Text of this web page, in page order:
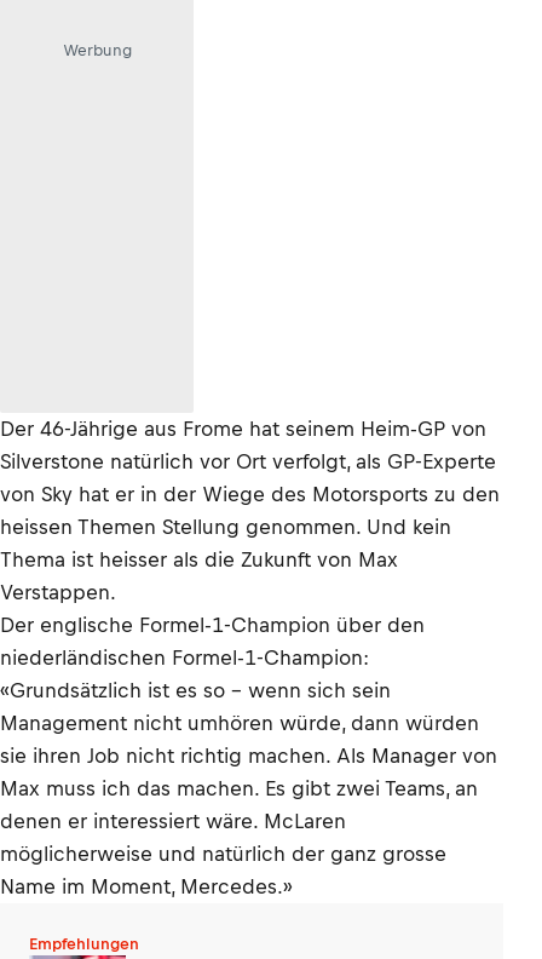
Werbung
Der 46-Jährige aus Frome hat seinem Heim-GP von
Silverstone natürlich vor Ort verfolgt, als GP-Experte
von Sky hat er in der Wiege des Motorsports zu den
heissen Themen Stellung genommen. Und kein
Thema ist heisser als die Zukunft von Max
Verstappen.
Der englische Formel-1-Champion über den
niederländischen Formel-1-Champion:
«Grundsätzlich ist es so – wenn sich sein
Management nicht umhören würde, dann würden
sie ihren Job nicht richtig machen. Als Manager von
Max muss ich das machen. Es gibt zwei Teams, an
denen er interessiert wäre. McLaren
möglicherweise und natürlich der ganz grosse
Name im Moment, Mercedes.»
Empfehlungen